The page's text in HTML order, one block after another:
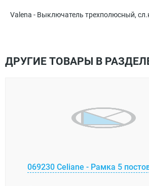
Valena - Выключатель трехполюсный,
ДРУГИЕ ТОВАРЫ В РАЗДЕЛЕ
069230 Celiane - Рамка 5